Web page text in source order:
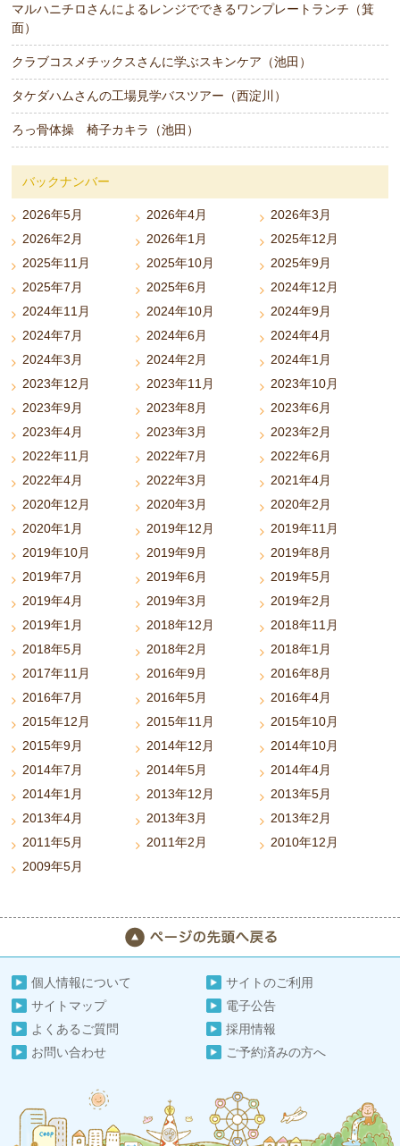
マルハニチロさんによるレンジでできるワンプレートランチ（箕
面）
クラブコスメチックスさんに学ぶスキンケア（池田）
タケダハムさんの工場見学バスツアー（西淀川）
ろっ骨体操 椅子カキラ（池田）
バックナンバー
2026年5月 2026年4月
2026年3月
2026年2月
2026年1月
2025年12月
2025年11月
2025年10月
2025年9月
2025年7月
2025年6月
2024年12月
2024年11月
2024年10月
2024年9月
2024年7月
2024年6月
2024年4月
2024年3月
2024年2月
2024年1月
2023年12月
2023年11月
2023年10月
2023年9月
2023年8月
2023年6月
2023年4月
2023年3月
2023年2月
2022年11月
2022年7月
2022年6月
2022年4月
2022年3月
2021年4月
2020年12月
2020年3月
2020年2月
2020年1月
2019年12月
2019年11月
2019年10月
2019年9月
2019年8月
2019年7月
2019年6月
2019年5月
2019年4月
2019年3月
2019年2月
2019年1月
2018年12月
2018年11月
2018年5月
2018年2月
2018年1月
2017年11月
2016年9月
2016年8月
2016年7月
2016年5月
2016年4月
2015年12月
2015年11月
2015年10月
2015年9月
2014年12月
2014年10月
2014年7月
2014年5月
2014年4月
2014年1月
2013年12月
2013年5月
2013年4月
2013年3月
2013年2月
2011年5月
2011年2月
2010年12月
2009年5月
個人情報について
サイトのご利用
サイトマップ
電子公告
よくあるご質問
採用情報
お問い合わせ
ご予約済みの方へ